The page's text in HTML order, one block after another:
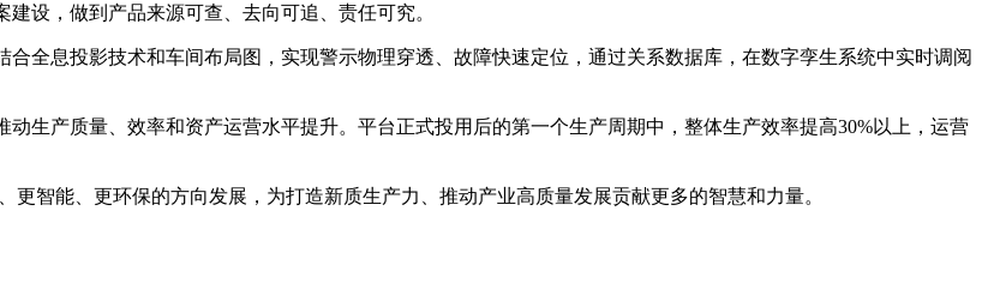
设，做到产品来源可查、去向可追、责任可究。
全息投影技术和车间布局图，实现警示物理穿透、故障快速定位，通过关系数据库，在数字孪生系统中实时调阅
生产质量、效率和资产运营水平提升。平台正式投用后的第一个生产周期中，整体生产效率提高30%以上，运营
智能、更环保的方向发展，为打造新质生产力、推动产业高质量发展贡献更多的智慧和力量。